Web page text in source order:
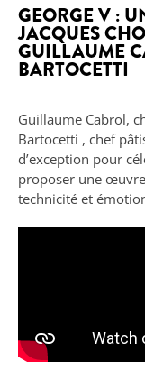
GEORGE V :
JACQUES
GUILLAUME
BARTOCETTI
Guillaume Cabrol,
Bartocetti , chef
d’exception pour
proposer une
technicité et